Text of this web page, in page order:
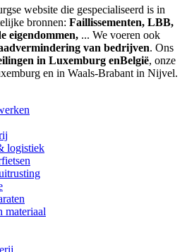
website die gespecialiseerd is in
bronnen: Faillissementen, LBB,
eigendommen, ... We voeren ook
van bedrijven. Ons
in Luxemburg enBelgië, onze
en in Waals-Brabant in Nijvel.
logistiek
materiaal